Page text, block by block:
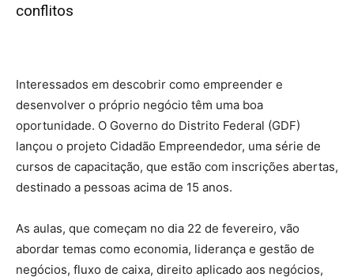
conflitos
Interessados em descobrir como empreender e
desenvolver o próprio negócio têm uma boa
oportunidade. O Governo do Distrito Federal (GDF)
lançou o projeto Cidadão Empreendedor, uma série de
cursos de capacitação, que estão com inscrições abertas,
destinado a pessoas acima de 15 anos.
As aulas, que começam no dia 22 de fevereiro, vão
abordar temas como economia, liderança e gestão de
negócios, fluxo de caixa, direito aplicado aos negócios,